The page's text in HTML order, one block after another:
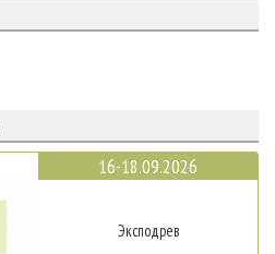
16-18.09.2026
Эксподрев